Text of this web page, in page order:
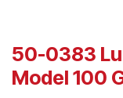
50-0383
Model 100